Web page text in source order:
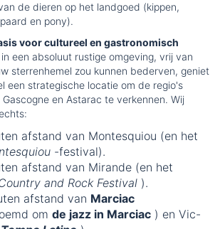
de dieren op het landgoed (kippen,
en pony).
voor cultureel en gastronomisch
in een absoluut rustige omgeving, vrij van
sterrenhemel zou kunnen bederven, geniet
een strategische locatie om de regio's
en Astarac te verkennen. Wij
afstand van Montesquiou (en het
-festival).
afstand van Mirande (en het
and Rock Festival ).
afstand van Marciac
om de jazz in Marciac ) en Vic-